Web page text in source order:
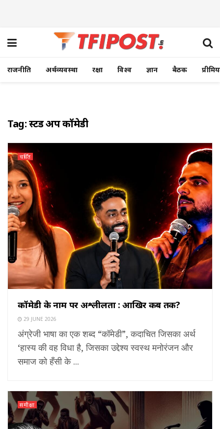
राजनीति अर्थव्यवस्था रक्षा विश्व ज्ञान बैठक
Tag:स्टैंड अप कॉमेडी
चर्चित
कॉमेडी के नाम पर अश्लीलता : आखिर कब तक?
29 JUNE 2026
अंग्रेजी भाषा का एक शब्द “कॉमेडी”, कदाचित जिसका अर्थ
‘हास्य की वह विधा है, जिसका उद्देश्य स्वस्थ मनोरंजन और
समाज को हँसी के ...
समीक्षा